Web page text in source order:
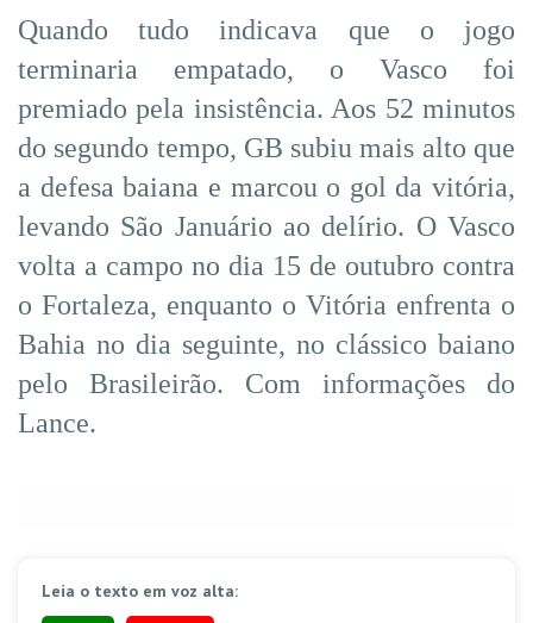
Quando tudo indicava que o jogo
terminaria empatado, o Vasco foi
premiado pela insistência. Aos 52 minutos
do segundo tempo, GB subiu mais alto que
a defesa baiana e marcou o gol da vitória,
levando São Januário ao delírio. O Vasco
volta a campo no dia 15 de outubro contra
o Fortaleza, enquanto o Vitória enfrenta o
Bahia no dia seguinte, no clássico baiano
pelo Brasileirão. Com informações do
Lance.
Leia o texto em voz alta: